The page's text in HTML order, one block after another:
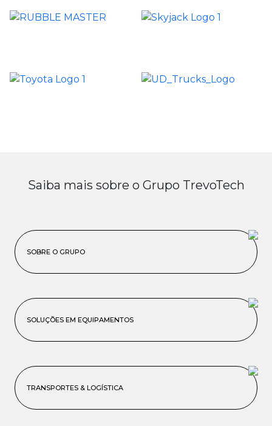
Saiba mais sobre o Grupo TrevoTech
SOBRE O GRUPO
SOLUÇÕES EM EQUIPAMENTOS
TRANSPORTES & LOGÍSTICA